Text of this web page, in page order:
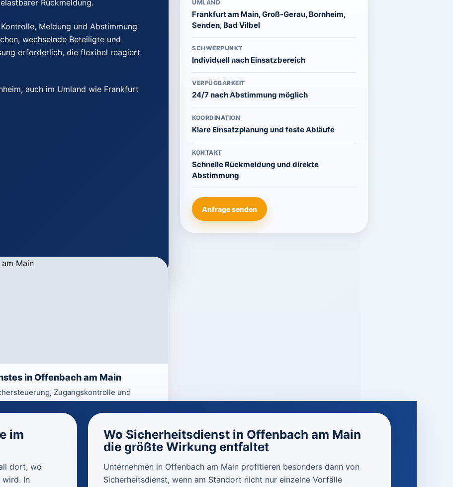
Rückmeldung.
Meldung und Abstimmung
wechselnde Beteiligte und
erforderlich, die flexibel reagiert
auch im Umland wie Frankfurt
in Offenbach am Main
Zugangskontrolle und
Sicherheitslösungen.
UMLAND
Frankfurt am Main, Groß-Gerau, Bornheim,
Senden, Bad Vilbel
SCHWERPUNKT
Individuell nach Einsatzbereich
VERFÜGBARKEIT
24/7 nach Abstimmung möglich
KOORDINATION
Klare Einsatzplanung und feste Abläufe
KONTAKT
Schnelle Rückmeldung und direkte
Abstimmung
Anfrage senden
im
dort, wo
wird. In
Wo Sicherheitsdienst in Offenbach am Main
die größte Wirkung entfaltet
Unternehmen in Offenbach am Main profitieren besonders dann von
Sicherheitsdienst, wenn am Standort nicht nur einzelne Vorfälle